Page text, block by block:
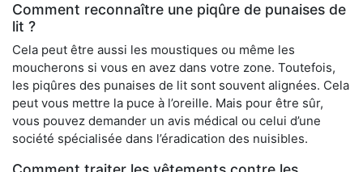
Comment reconnaître une piqûre de punaises de
lit ?
Cela peut être aussi les moustiques ou même les
moucherons si vous en avez dans votre zone. Toutefois,
les piqûres des punaises de lit sont souvent alignées. Cela
peut vous mettre la puce à l’oreille. Mais pour être sûr,
vous pouvez demander un avis médical ou celui d’une
société spécialisée dans l’éradication des nuisibles.